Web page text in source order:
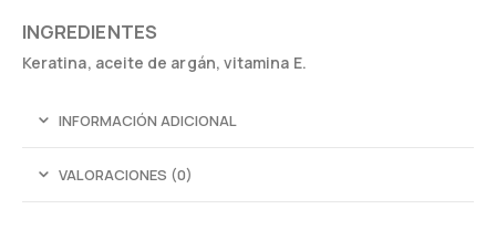
INGREDIENTES
Keratina, aceite de argán, vitamina E.
INFORMACIÓN ADICIONAL
VALORACIONES (0)